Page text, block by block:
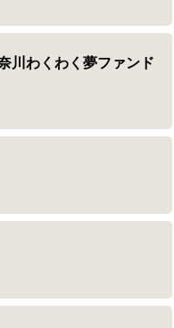
川わくわく夢ファンド